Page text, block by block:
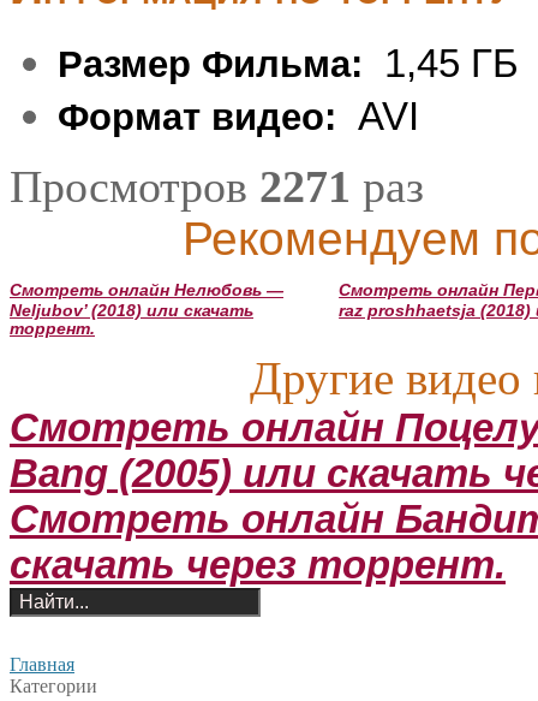
Размер Фильма: 1,45 ГБ
Формат видео: AVI
Просмотров 2271 раз
Рекомендуем
Смотреть онлайн Нелюбовь —
Neljubov’ (2018) или скачать
торрент.
Смотреть онлайн
raz proshhaetsja
Другие видео
Смотреть онлайн
Bang (2005) или скачать
Смотреть онлайн
скачать через торрент.
Главная
Категории